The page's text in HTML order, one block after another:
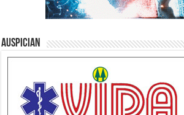
Auspician